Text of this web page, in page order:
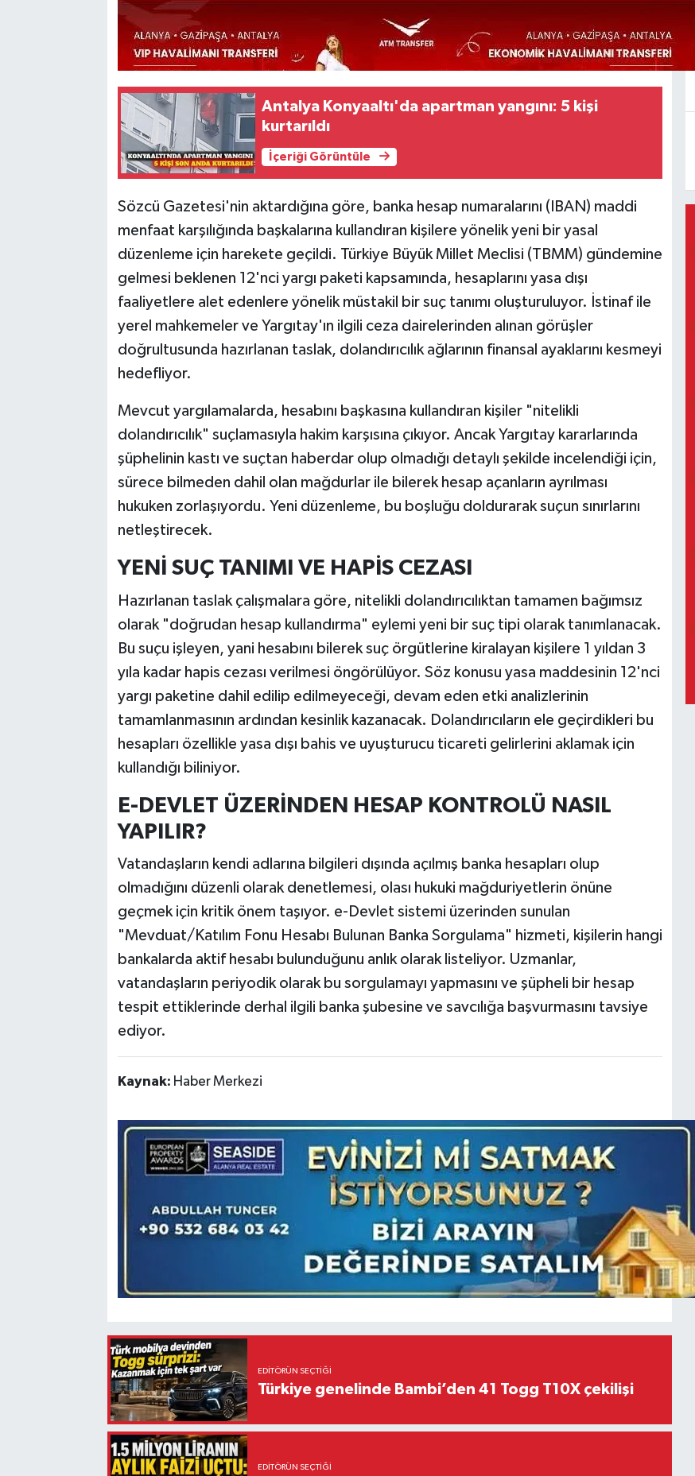
Antalya Konyaaltı'da apartman yangını: 5 kişi
kurtarıldı
İçeriği Görüntüle
Sözcü Gazetesi'nin aktardığına göre, banka hesap numaralarını (IBAN) maddi
menfaat karşılığında başkalarına kullandıran kişilere yönelik yeni bir yasal
düzenleme için harekete geçildi. Türkiye Büyük Millet Meclisi (TBMM) gündemine
gelmesi beklenen 12'nci yargı paketi kapsamında, hesaplarını yasa dışı
faaliyetlere alet edenlere yönelik müstakil bir suç tanımı oluşturuluyor. İstinaf ile
yerel mahkemeler ve Yargıtay'ın ilgili ceza dairelerinden alınan görüşler
doğrultusunda hazırlanan taslak, dolandırıcılık ağlarının finansal ayaklarını kesmeyi
hedefliyor.
Mevcut yargılamalarda, hesabını başkasına kullandıran kişiler "nitelikli
dolandırıcılık" suçlamasıyla hakim karşısına çıkıyor. Ancak Yargıtay kararlarında
şüphelinin kastı ve suçtan haberdar olup olmadığı detaylı şekilde incelendiği için,
sürece bilmeden dahil olan mağdurlar ile bilerek hesap açanların ayrılması
hukuken zorlaşıyordu. Yeni düzenleme, bu boşluğu doldurarak suçun sınırlarını
netleştirecek.
YENİ SUÇ TANIMI VE HAPİS CEZASI
Hazırlanan taslak çalışmalara göre, nitelikli dolandırıcılıktan tamamen bağımsız
olarak "doğrudan hesap kullandırma" eylemi yeni bir suç tipi olarak tanımlanacak.
Bu suçu işleyen, yani hesabını bilerek suç örgütlerine kiralayan kişilere 1 yıldan 3
yıla kadar hapis cezası verilmesi öngörülüyor. Söz konusu yasa maddesinin 12'nci
yargı paketine dahil edilip edilmeyeceği, devam eden etki analizlerinin
tamamlanmasının ardından kesinlik kazanacak. Dolandırıcıların ele geçirdikleri bu
hesapları özellikle yasa dışı bahis ve uyuşturucu ticareti gelirlerini aklamak için
kullandığı biliniyor.
E-DEVLET ÜZERİNDEN HESAP KONTROLÜ NASIL
YAPILIR?
Vatandaşların kendi adlarına bilgileri dışında açılmış banka hesapları olup
olmadığını düzenli olarak denetlemesi, olası hukuki mağduriyetlerin önüne
geçmek için kritik önem taşıyor. e-Devlet sistemi üzerinden sunulan
"Mevduat/Katılım Fonu Hesabı Bulunan Banka Sorgulama" hizmeti, kişilerin hangi
bankalarda aktif hesabı bulunduğunu anlık olarak listeliyor. Uzmanlar,
vatandaşların periyodik olarak bu sorgulamayı yapmasını ve şüpheli bir hesap
tespit ettiklerinde derhal ilgili banka şubesine ve savcılığa başvurmasını tavsiye
ediyor.
Kaynak: Haber Merkezi
EDITÖRÜN SEÇTIĞI
Türkiye genelinde Bambi’den 41 Togg T10X çekilişi
EDITÖRÜN SEÇTIĞI